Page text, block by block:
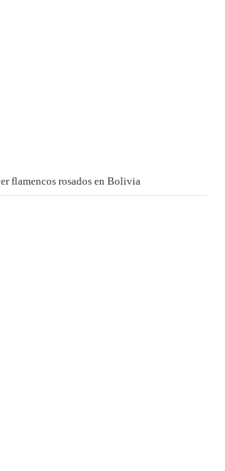
flamencos rosados en Bolivia